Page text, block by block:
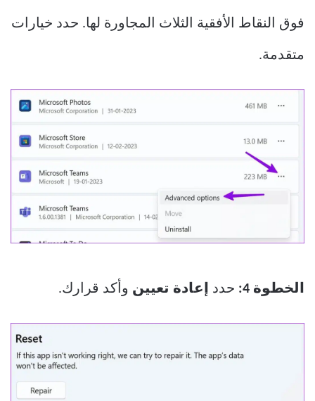
فوق النقاط الأفقية الثلاث المجاورة لها. حدد خيارات
متقدمة.
الخطوة 4: حدد إعادة تعيين وأكد قرارك.